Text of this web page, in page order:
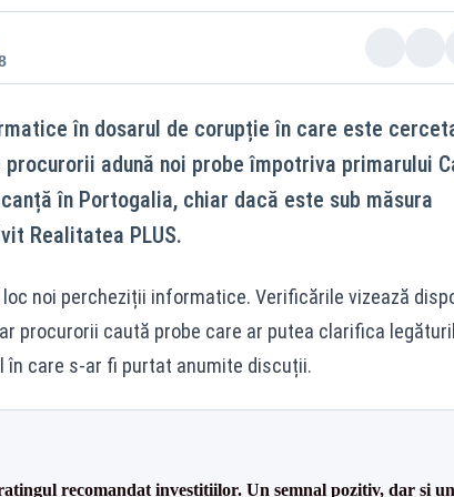
în dosarul de corupție în care este
procurorii adună noi probe împotriva primarului
în Portogalia, chiar dacă este sub măsura
Realitatea PLUS.
loc noi percheziții informatice. Verificările vizează
procurorii caută probe care ar putea clarifica
în care s-ar fi purtat anumite discuții.
recomandat investițiilor. Un semnal pozitiv, dar și un